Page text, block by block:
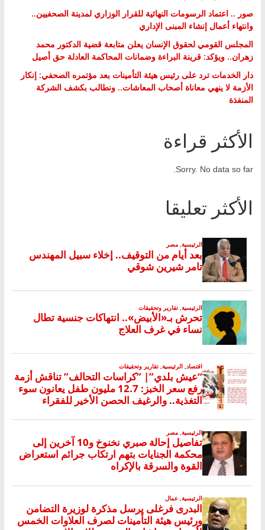
صور .. اعتماد الرسومات النهائية للقرار الوزاري لمدينة الصحفيين..
وانتهاء أعمال إنشاء المبنى الإداري
المجلس القومي لحقوق الإنسان يعلن متابعة قضية الدكتور محمد
زهران.. ويؤكد: قرينة البراءة وضمانات المحاكمة العادلة حق أصيل
دار الخدمات ترد على رئيس هيئة التأمينات بعد مؤتمره الصحفي: إنكار
الأزمة لا ينهي معاناة أصحاب المعاشات.. ونطالب بكشف الشركة
المنفذة
الأكثر قراءة
Sorry. No data so far.
الأكثر تعليقا